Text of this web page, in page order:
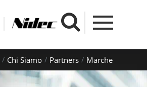
Chi Siamo Partners Marche